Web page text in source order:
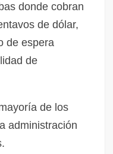
donde cobran
de dólar,
de espera
de
de los
administración